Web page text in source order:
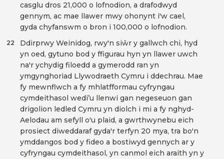
casglu dros 21,000 o lofnodion, a drafodwyd
gennym, ac mae llawer mwy ohonynt i'w cael,
gyda chyfanswm o bron i 100,000 o lofnodion.
Ddirprwy Weinidog, rwy'n siŵr y gallwch chi, hyd
yn oed, gytuno bod y ffigurau hyn yn llawer uwch
na'r ychydig filoedd a gymerodd ran yn
ymgynghoriad Llywodraeth Cymru i ddechrau. Mae
fy mewnflwch a fy mhlatfformau cyfryngau
cymdeithasol wedi’u llenwi gan negeseuon gan
drigolion ledled Cymru yn diolch i mi a fy nghyd-
Aelodau am sefyll o'u plaid, a gwrthwynebu eich
prosiect diweddaraf gyda'r terfyn 20 mya, tra bo'n
ymddangos bod y fideo a bostiwyd gennych ar y
cyfryngau cymdeithasol, yn canmol eich araith yn y
22